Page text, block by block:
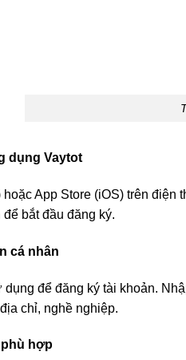
dụng Vaytot
App Store (iOS) trên điện
bắt đầu đăng ký.
cá nhân
để đăng ký tài khoản.
chỉ, nghề nghiệp.
hợp